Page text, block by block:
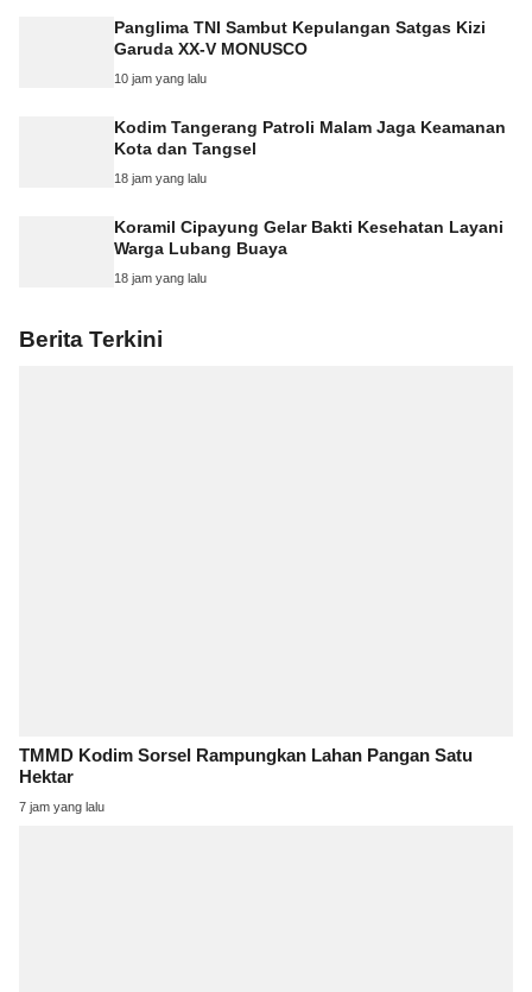
Panglima TNI Sambut Kepulangan Satgas Kizi
Garuda XX-V MONUSCO
10 jam yang lalu
Kodim Tangerang Patroli Malam Jaga Keamanan
Kota dan Tangsel
18 jam yang lalu
Koramil Cipayung Gelar Bakti Kesehatan Layani
Warga Lubang Buaya
18 jam yang lalu
Berita Terkini
TMMD Kodim Sorsel Rampungkan Lahan Pangan Satu
Hektar
7 jam yang lalu